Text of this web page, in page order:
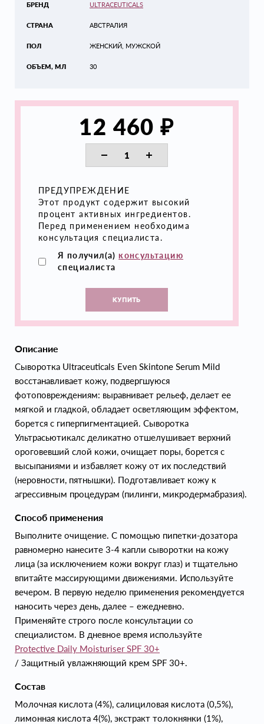
БРЕНД
СТРАНА
ПОЛ
ОБЪЕМ, МЛ
ULTRACEUTICALS
АВСТРАЛИЯ
ЖЕНСКИЙ, МУЖСКОЙ
30
12 460₽
ПРЕДУПРЕЖДЕНИЕ
Этот продукт содержит высокий
процент активных ингредиентов.
Перед применением необходима
консультация специалиста.
Я получил(а)консультацию
специалиста
КУПИТЬ
Описание
Сыворотка Ultraceuticals Even Skintone Serum Mild
восстанавливает кожу, подвергшуюся
фотоповреждениям: выравнивает рельеф, делает ее
мягкой и гладкой, обладает осветляющим эффектом,
борется с гиперпигментацией. Сыворотка
Ультрасьютикалс деликатно отшелушивает верхний
ороговевший слой кожи, очищает поры, борется с
высыпаниями и избавляет кожу от их последствий
(неровности, пятнышки). Подготавливает кожу к
агрессивным процедурам (пилинги, микродермабразия).
Способ применения
Выполните очищение. С помощью пипетки-дозатора
равномерно нанесите 3-4 капли сыворотки на кожу
лица (за исключением кожи вокруг глаз) и тщательно
впитайте массирующими движениями. Используйте
вечером. В первую неделю применения рекомендуется
наносить через день, далее – ежедневно.
Применяйте строго после консультации со
специалистом. В дневное время используйте
Protective Daily Moisturiser SPF 30+
/ Защитный увлажняющий крем SPF 30+.
Состав
Молочная кислота (4%), салициловая кислота (0,5%),
лимонная кислота 4(%), экстракт толокнянки (1%),